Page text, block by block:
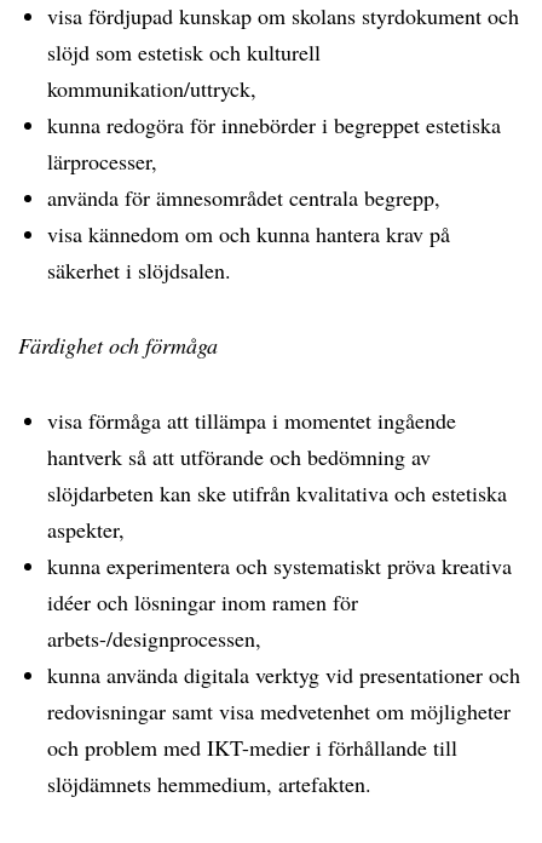
visa fördjupad kunskap om skolans styrdokument och
slöjd som estetisk och kulturell
kommunikation/uttryck,
kunna redogöra för innebörder i begreppet estetiska
lärprocesser,
använda för ämnesområdet centrala begrepp,
visa kännedom om och kunna hantera krav på
säkerhet i slöjdsalen.
Färdighet och förmåga
visa förmåga att tillämpa i momentet ingående
hantverk så att utförande och bedömning av
slöjdarbeten kan ske utifrån kvalitativa och estetiska
aspekter,
kunna experimentera och systematiskt pröva kreativa
idéer och lösningar inom ramen för
arbets-/designprocessen,
kunna använda digitala verktyg vid presentationer och
redovisningar samt visa medvetenhet om möjligheter
och problem med IKT-medier i förhållande till
slöjdämnets hemmedium, artefakten.